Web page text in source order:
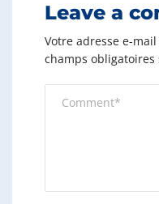
Leave a
Votre adresse e-
champs